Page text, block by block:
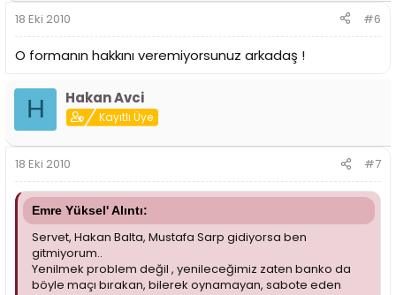
18 Eki 2010 #6
O formanın hakkını veremiyorsunuz arkadaş !
H Hakan Avci
Kayıtlı Üye
18 Eki 2010 #7
Emre Yüksel' Alıntı:
Servet, Hakan Balta, Mustafa Sarp gidiyorsa ben
gitmiyorum..
Yenilmek problem değil , yenileceğimiz zaten banko da
böyle maçı bırakan, bilerek oynamayan, sabote eden